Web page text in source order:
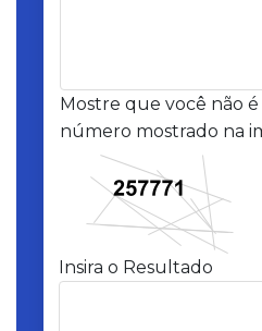
Mostre que você não
número mostrado na
Insira o Resultado